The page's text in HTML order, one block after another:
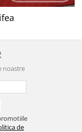
noastre
de